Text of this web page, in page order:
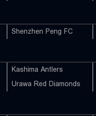
Shenzhen Peng FC
Kashima Antlers
Urawa Red Diamonds